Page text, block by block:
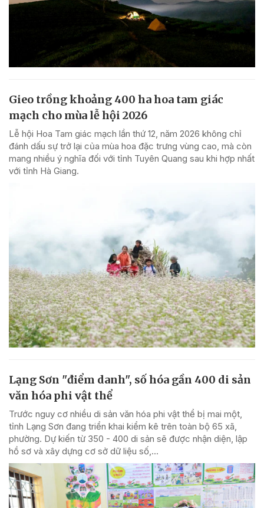
Gieo trồng khoảng 400 ha hoa tam giác
mạch cho mùa lễ hội 2026
Lễ hội Hoa Tam giác mạch lần thứ 12, năm 2026 không chỉ
đánh dấu sự trở lại của mùa hoa đặc trưng vùng cao, mà còn
mang nhiều ý nghĩa đối với tỉnh Tuyên Quang sau khi hợp nhất
với tỉnh Hà Giang.
Lạng Sơn "điểm danh", số hóa gần 400 di sản
văn hóa phi vật thể
Trước nguy cơ nhiều di sản văn hóa phi vật thể bị mai một,
tỉnh Lạng Sơn đang triển khai kiểm kê trên toàn bộ 65 xã,
phường. Dự kiến từ 350 - 400 di sản sẽ được nhận diện, lập
hồ sơ và xây dựng cơ sở dữ liệu số,...